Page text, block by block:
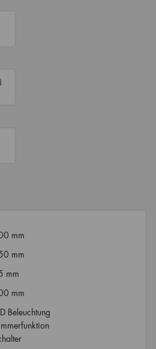
mm
mm
mm
mm
Beleuchtung